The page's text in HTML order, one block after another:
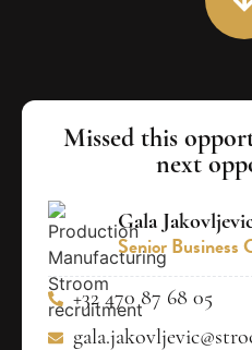
Missed this
next
Gala
Senior Business
+32 470 87 68 05